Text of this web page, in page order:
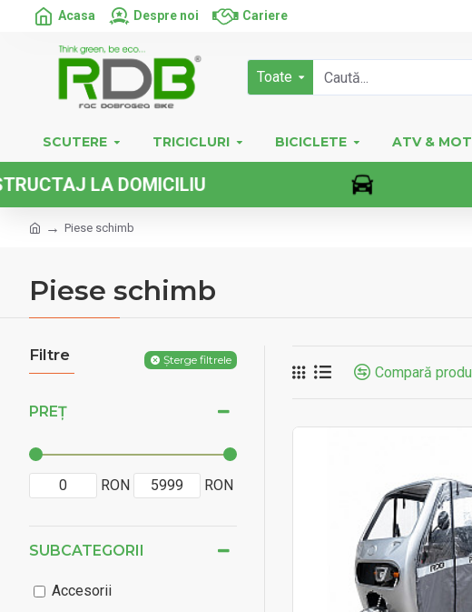
Acasa Despre noi Cariere
Toate
SCUTERE TRICICLURI BICICLETE ATV &
VEHICULE
Piese schimb
Piese schimb
Filtre Șterge filtrele
PREȚ
RON RON
SUBCATEGORII
Accesorii
Compară